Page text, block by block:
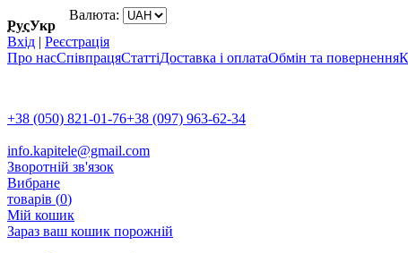
РусУкр
Валюта:
Вхід | Реєстрація
Про насСпівпрацяСтаттіДоставка і оплатаОбмін та повернення
+38 (050) 821-01-76+38 (097) 963-62-34
info.kapitele@gmail.com
Зворотній зв'язок
Вибране
товарів (0)
Мій кошик
Зараз ваш кошик порожній